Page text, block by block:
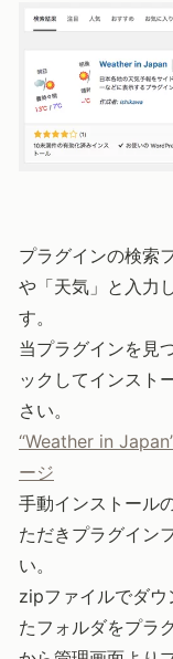
プラグインの検索
や「天気」と入力
す。
当プラグインを見
ックしてインスト
さい。
“Weather in
ージ
手動インストール
ただきプラグイン
い。
zipファイルでダ
たフォルダをプラ